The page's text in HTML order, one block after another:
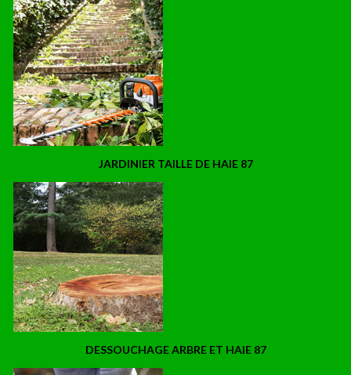
JARDINIER TAILLE DE HAIE 87
DESSOUCHAGE ARBRE ET HAIE 87